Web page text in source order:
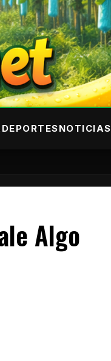
DEPORTESNOTICIAS
Algo